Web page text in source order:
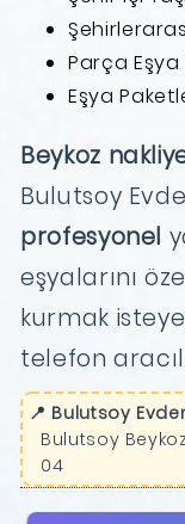
Parça Eşya
Eşya
Beykoz
Bulutsoy
profesyonel
eşyalarını
kurmak
telefon
📍 Bulutsoy
Bulutsoy
04